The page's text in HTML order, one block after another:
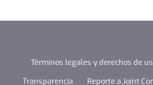
Términos legales y derechos de
Transparencia
Reporte a Joint